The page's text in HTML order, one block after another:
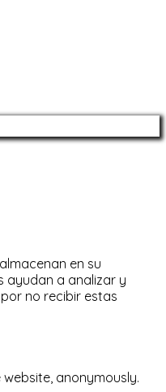
en su
ayudan a analizar y
no recibir estas
anonymously.